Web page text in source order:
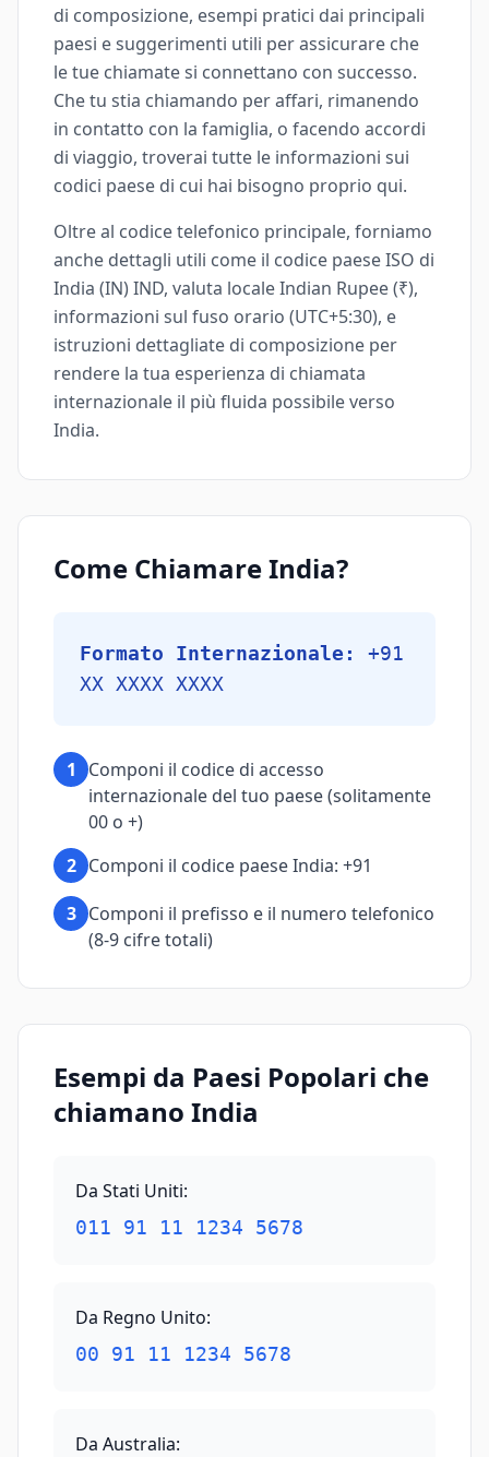
di composizione, esempi pratici dai principali
paesi e suggerimenti utili per assicurare che
le tue chiamate si connettano con successo.
Che tu stia chiamando per affari, rimanendo
in contatto con la famiglia, o facendo accordi
di viaggio, troverai tutte le informazioni sui
codici paese di cui hai bisogno proprio qui.
Oltre al codice telefonico principale, forniamo
anche dettagli utili come il codice paese ISO di
India (IN) IND, valuta locale Indian Rupee (₹),
informazioni sul fuso orario (UTC+5:30), e
istruzioni dettagliate di composizione per
rendere la tua esperienza di chiamata
internazionale il più fluida possibile verso
India.
Come Chiamare India?
Formato Internazionale:
+91
XX XXXX XXXX
1
Componi il codice di accesso
internazionale del tuo paese (solitamente
00 o +)
2 Componi il codice paese India: +91
3 Componi il prefisso e il numero telefonico
(8-9 cifre totali)
Esempi da Paesi Popolari che
chiamano India
Da Stati Uniti:
011 91 11 1234 5678
Da Regno Unito:
00 91 11 1234 5678
Da Australia: